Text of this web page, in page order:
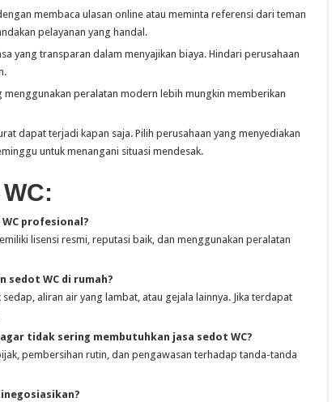
membaca ulasan online atau meminta referensi dari teman
pelayanan yang handal.
yang transparan dalam menyajikan biaya. Hindari perusahaan
menggunakan peralatan modern lebih mungkin memberikan
dapat terjadi kapan saja. Pilih perusahaan yang menyediakan
untuk menangani situasi mendesak.
profesional?
lisensi resmi, reputasi baik, dan menggunakan peralatan
sedot WC di rumah?
aliran air yang lambat, atau gejala lainnya. Jika terdapat
tidak sering membutuhkan jasa sedot WC?
pembersihan rutin, dan pengawasan terhadap tanda-tanda